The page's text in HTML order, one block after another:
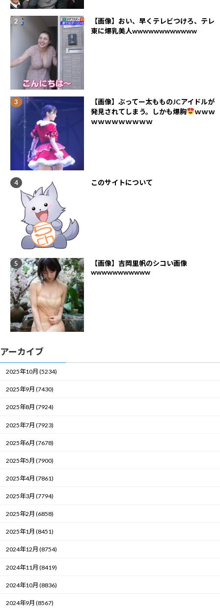
【画像】おい、早くテレビつけろ、テレ
東に爆乳美人wwwwwwwwwwww
【画像】ぶってー太もものJCアイドルが
発見されてしまう。しかも爆胸
ｗｗｗ
ｗｗｗｗｗｗｗｗｗ
このサイトについて
【画像】吉岡里帆のシコい画像
wwwwwwwwwww
アーカイブ
2025年10月 (5234)
2025年9月 (7430)
2025年8月 (7924)
2025年7月 (7923)
2025年6月 (7678)
2025年5月 (7900)
2025年4月 (7861)
2025年3月 (7794)
2025年2月 (6858)
2025年1月 (8451)
2024年12月 (8754)
2024年11月 (8419)
2024年10月 (8836)
2024年9月 (8567)